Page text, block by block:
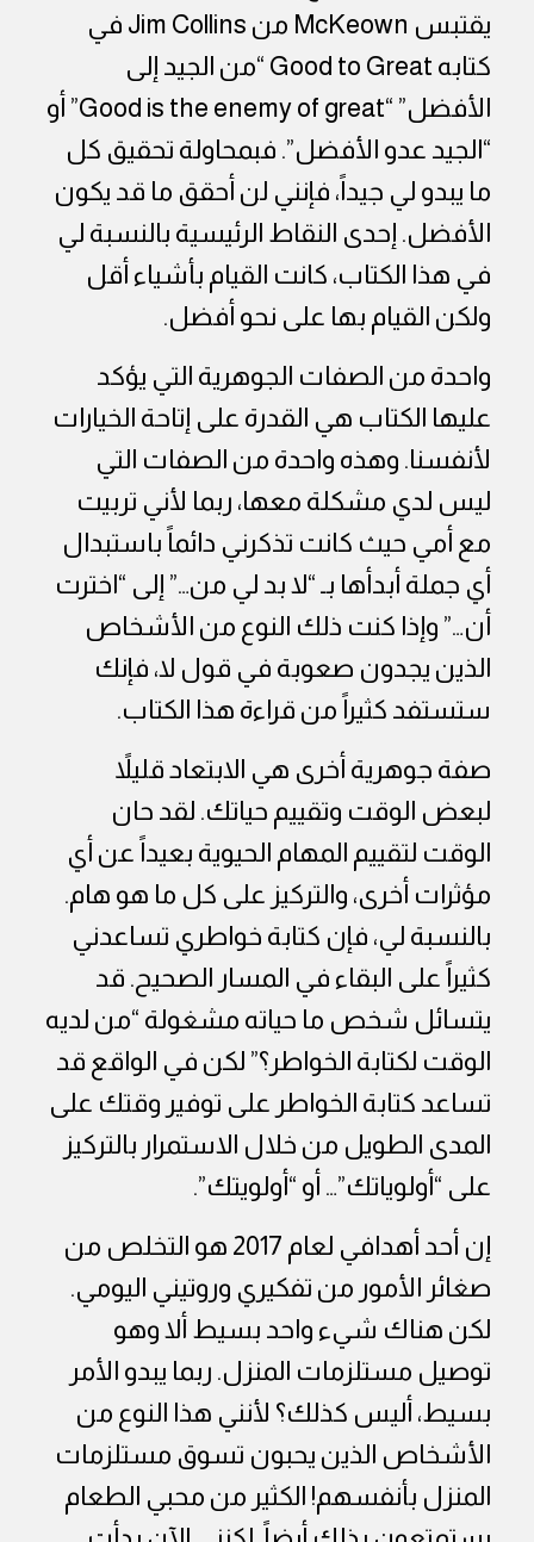
يقتبس McKeown من Jim Collins في
كتابه Good to Great “من الجيد إلى
الأفضل” “Good is the enemy of great” أو
“الجيد عدو الأفضل”. فبمحاولة تحقيق كل
ما يبدو لي جيداً، فإنني لن أحقق ما قد يكون
الأفضل. إحدى النقاط الرئيسية بالنسبة لي
في هذا الكتاب، كانت القيام بأشياء أقل
ولكن القيام بها على نحو أفضل.
واحدة من الصفات الجوهرية التي يؤكد
عليها الكتاب هي القدرة على إتاحة الخيارات
لأنفسنا. وهذه واحدة من الصفات التي
ليس لدي مشكلة معها، ربما لأني تربيت
مع أمي حيث كانت تذكرني دائماً باستبدال
أي جملة أبدأها بـ “لا بد لي من…” إلى “اخترت
أن…” وإذا كنت ذلك النوع من الأشخاص
الذين يجدون صعوبة في قول لا، فإنك
ستستفد كثيراً من قراءة هذا الكتاب.
صفة جوهرية أخرى هي الابتعاد قليلاً
لبعض الوقت وتقييم حياتك. لقد حان
الوقت لتقييم المهام الحيوية بعيداً عن أي
مؤثرات أخرى، والتركيز على كل ما هو هام.
بالنسبة لي، فإن كتابة خواطري تساعدني
كثيراً على البقاء في المسار الصحيح. قد
يتسائل شخص ما حياته مشغولة “من لديه
الوقت لكتابة الخواطر؟” لكن في الواقع قد
تساعد كتابة الخواطر على توفير وقتك على
المدى الطويل من خلال الاستمرار بالتركيز
على “أولوياتك”… أو “أولويتك”.
إن أحد أهدافي لعام 2017 هو التخلص من
صغائر الأمور من تفكيري وروتيني اليومي.
لكن هناك شيء واحد بسيط ألا وهو
توصيل مستلزمات المنزل. ربما يبدو الأمر
بسيط، أليس كذلك؟ لأنني هذا النوع من
الأشخاص الذين يحبون تسوق مستلزمات
المنزل بأنفسهم! الكثير من محبي الطعام